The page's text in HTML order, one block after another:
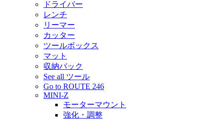
ドライバー
レンチ
リーマー
カッター
ツールボックス
マット
収納バック
See all ツール
Go to ROUTE 246
MINI-Z
モーターマウント
強化・調整